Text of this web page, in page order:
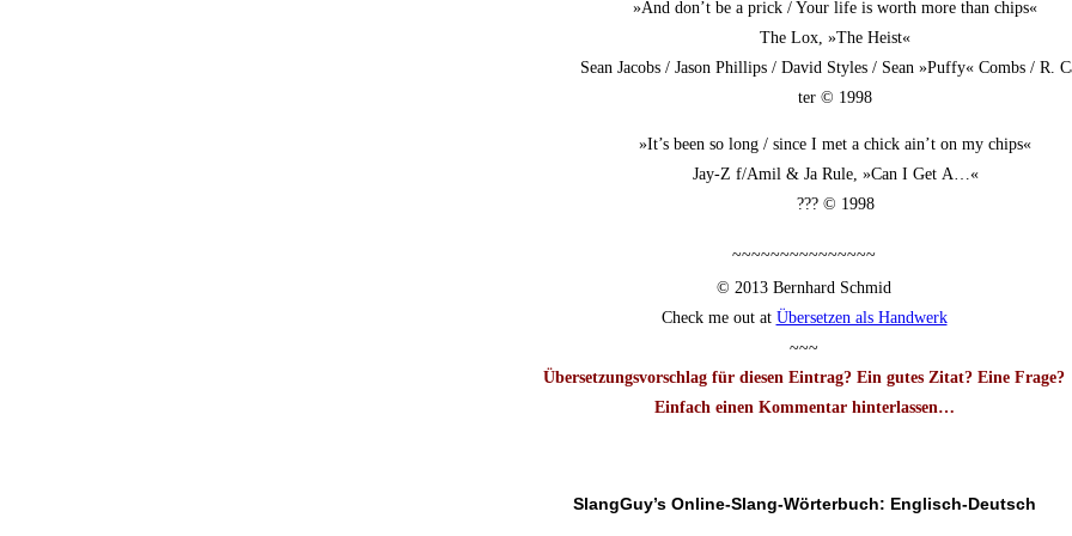
»And don’t be a prick / Your life is worth more than chips«
The Lox, »The Heist«
Sean Jacobs / Jason Phil­lips / David Styl­es / Sean »Puffy« Combs / R.
ter © 1998
»It’s been so long / sin­ce I met a chick ain’t on my chips«
Jay‑Z f/Amil & Ja Rule, »Can I Get A…«
??? © 1998
~~~~~~~~~~~~~~~
© 2013 Bern­hard Schmid
Check me out at Über­set­zen als Handwerk
~~~
Über­set­zungs­vor­schlag für die­sen Ein­trag? Ein gutes Zitat? Eine Frage?
Ein­fach einen Kom­men­tar hin­ter­las­sen…
SlangGuy’s Online-Slang-Wör­ter­buch: Englisch-Deutsch